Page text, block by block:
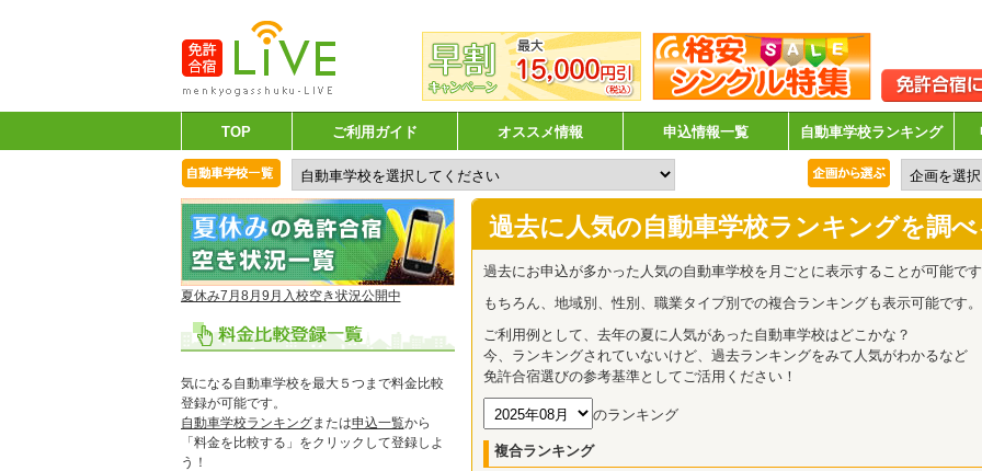
TOP ご利用ガイド オススメ情報 申込情報一覧 自動車学校ランキング
夏休み7月8月9月入校空き状況公開中
気になる自動車学校を最大５つまで料金比較
登録が可能です。
自動車学校ランキングまたは申込一覧から
「料金を比較する」をクリックして登録しよ
う！
過去に人気の自動車学校ランキングを調
過去にお申込が多かった人気の自動車学校を月ごとに表示することが可能で
もちろん、地域別、性別、職業タイプ別での複合ランキングも表示可能です。
ご利用例として、去年の夏に人気があった自動車学校はどこかな？
今、ランキングされていないけど、過去ランキングをみて人気がわかるなど
免許合宿選びの参考基準としてご活用ください！
のランキング
複合ランキング